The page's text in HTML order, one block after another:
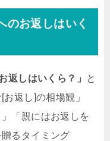
のお返しはいく
返しはいくら？」
と
返し]の相場観」
「親にはお返しを
るタイミング